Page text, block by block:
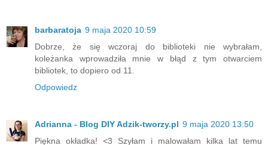
barbaratoja 9 maja 2020 10:59
Dobrze, że się wczoraj do biblioteki nie wybrałam,
koleżanka wprowadziła mnie w błąd z tym otwarciem
bibliotek, to dopiero od 11.
Odpowiedz
Adrianna - Blog DIY Adzik-tworzy.pl 9 maja 2020 13:50
Piękna okładka! <3 Szyłam i malowałam kilka lat temu